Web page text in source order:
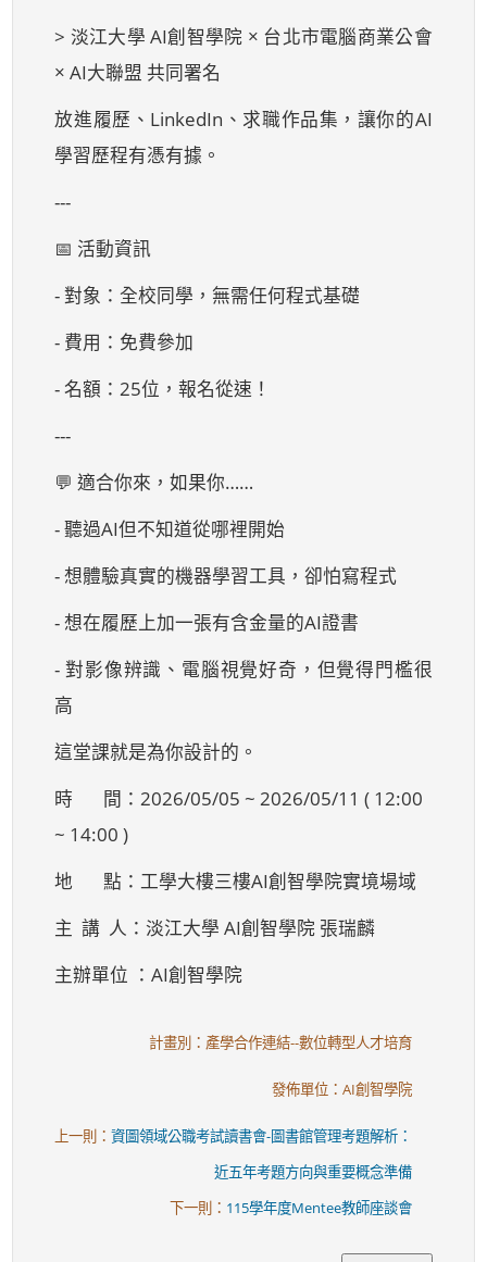
> 淡江大學 AI創智學院 × 台北市電腦商業公會
× AI大聯盟 共同署名
放進履歷、LinkedIn、求職作品集，讓你的AI
學習歷程有憑有據。
---
📅 活動資訊
- 對象：全校同學，無需任何程式基礎
- 費用：免費參加
- 名額：25位，報名從速！
---
💬 適合你來，如果你……
- 聽過AI但不知道從哪裡開始
- 想體驗真實的機器學習工具，卻怕寫程式
- 想在履歷上加一張有含金量的AI證書
- 對影像辨識、電腦視覺好奇，但覺得門檻很
高
這堂課就是為你設計的。
時 間：2026/05/05 ~ 2026/05/11 ( 12:00
~ 14:00 )
地 點：工學大樓三樓AI創智學院實境場域
主 講 人：淡江大學 AI創智學院 張瑞麟
主辦單位 ：AI創智學院
計畫別：產學合作連結--數位轉型人才培育
發佈單位：AI創智學院
上一則：資圖領域公職考試讀書會-圖書館管理考題解析：
近五年考題方向與重要概念準備
下一則： 115學年度Mentee教師座談會